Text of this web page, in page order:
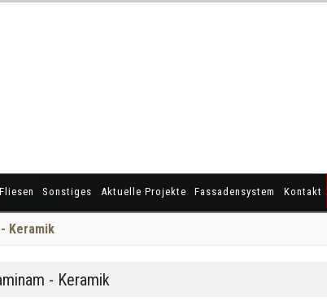
Sonstiges Aktuelle Projekte Fassadensystem Kontakt
Keramik
- Keramik